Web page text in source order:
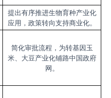
提出有序推进生物育种产业化
应用，政策转向支持商业化。
简化审批流程，为转基因玉
米、大豆产业化铺路中国政府
网。